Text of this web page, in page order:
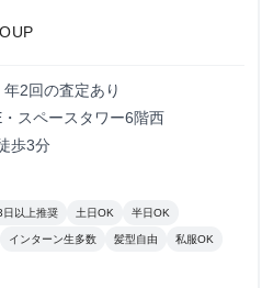
2回の査定あり
スペースタワー6階西
歩3分
日以上推奨 土日OK 半日OK
インターン生多数 髪型自由 私服OK